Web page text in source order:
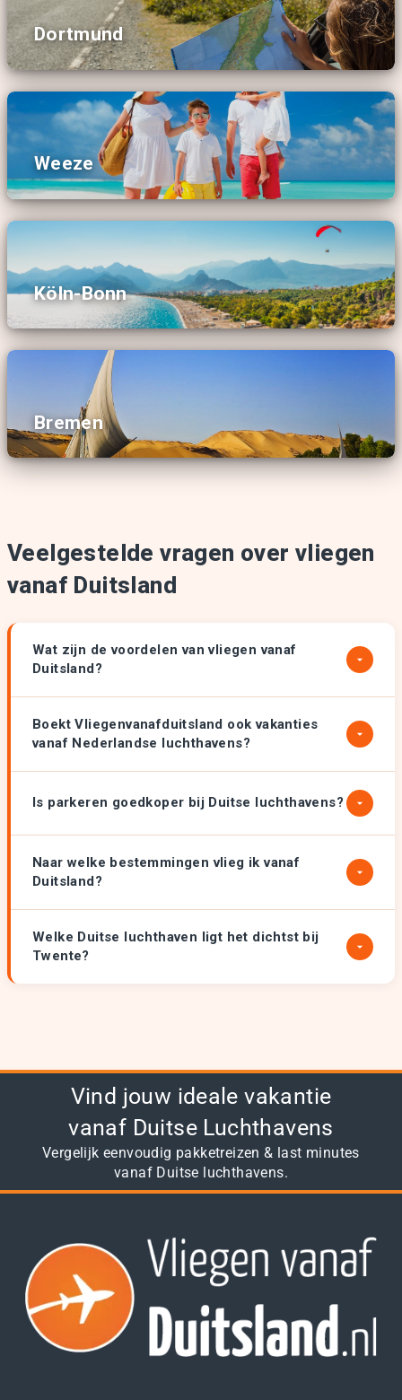
Dortmund
Weeze
Köln-Bonn
Bremen
Veelgestelde vragen over vliegen
vanaf Duitsland
Wat zijn de voordelen van vliegen vanaf
Duitsland?
Boekt Vliegenvanafduitsland ook vakanties
vanaf Nederlandse luchthavens?
Is parkeren goedkoper bij Duitse luchthavens?
Naar welke bestemmingen vlieg ik vanaf
Duitsland?
Welke Duitse luchthaven ligt het dichtst bij
Twente?
Vind jouw ideale vakantie
vanaf Duitse Luchthavens
Vergelijk eenvoudig pakketreizen & last minutes
vanaf Duitse luchthavens.